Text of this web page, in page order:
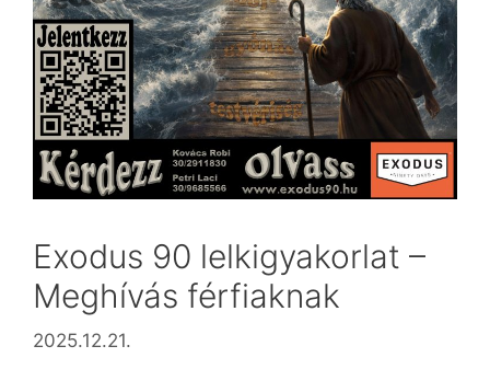
Exodus 90 lelkigyakorlat –
Meghívás férfiaknak
2025.12.21.